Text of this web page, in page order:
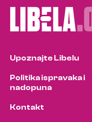
Upoznajte Libelu
Politika ispravaka i
nadopuna
Kontakt